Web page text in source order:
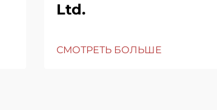
Ltd.
СМОТРЕТЬ БОЛЬШЕ